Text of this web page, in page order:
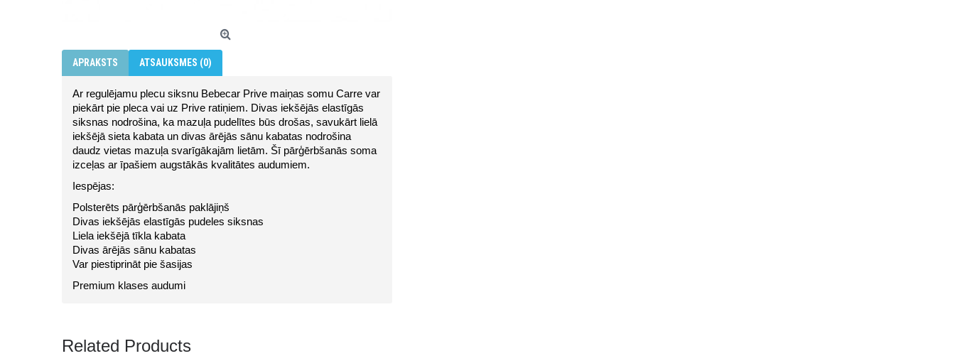
APRAKSTS ATSAUKSMES (0)
Ar regulējamu plecu siksnu Bebecar Prive maiņas somu Carre var
piekārt pie pleca vai uz Prive ratiņiem. Divas iekšējās elastīgās
siksnas nodrošina, ka mazuļa pudelītes būs drošas, savukārt lielā
iekšējā sieta kabata un divas ārējās sānu kabatas nodrošina
daudz vietas mazuļa svarīgākajām lietām. Šī pārģērbšanās soma
izceļas ar īpašiem augstākās kvalitātes audumiem.
Iespējas:
Polsterēts pārģērbšanās paklājiņš
Divas iekšējās elastīgās pudeles siksnas
Liela iekšējā tīkla kabata
Divas ārējās sānu kabatas
Var piestiprināt pie šasijas
Premium klases audumi
Related Products